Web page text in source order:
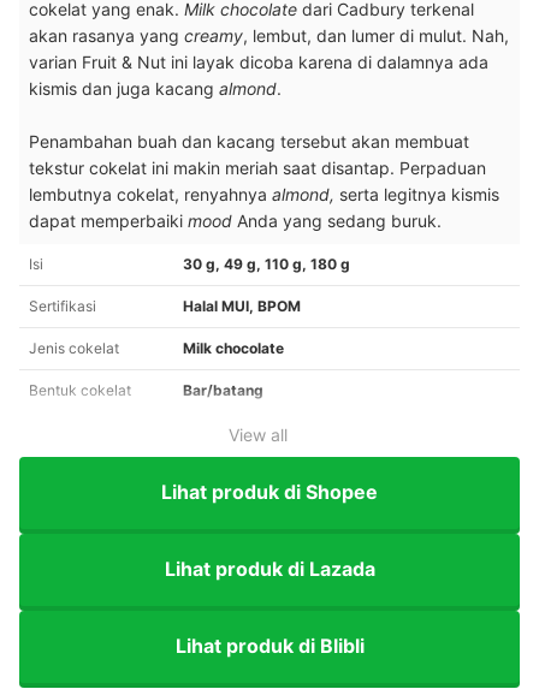
cokelat yang enak. Milk chocolate dari Cadbury terkenal
akan rasanya yang creamy, lembut, dan lumer di mulut. Nah,
varian Fruit & Nut ini layak dicoba karena di dalamnya ada
kismis dan juga kacang almond.
Penambahan buah dan kacang tersebut akan membuat
tekstur cokelat ini makin meriah saat disantap. Perpaduan
lembutnya cokelat, renyahnya almond, serta legitnya kismis
dapat memperbaiki mood Anda yang sedang buruk.
Isi 30 g, 49 g, 110 g, 180 g
Sertifikasi Halal MUI, BPOM
Jenis cokelat Milk chocolate
Bentuk cokelat Bar/batang
View all
Lihat produk di Shopee
Lihat produk di Lazada
Lihat produk di Blibli